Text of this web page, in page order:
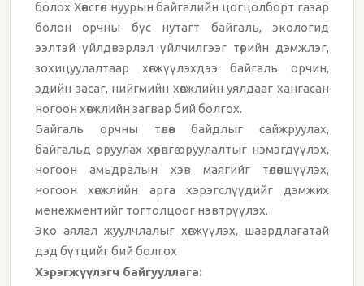
болох Хөвсгөл нуурын байгалийн цогцолборт газар
болон орчны бүс нутагт байгаль, экологид
ээлтэй үйлдвэрлэл үйлчилгээг төрийн дэмжлэг,
зохицуулалтаар хөгжүүлэхдээ байгаль орчин,
эдийн засаг, нийгмийн хөгжлийн уялдааг хангасан
ногоон хөгжлийн загвар бий болгох.
Байгаль орчны төлөв байдлыг сайжруулах,
байгальд оруулах хөрөнгө оруулалтыг нэмэгдүүлэх,
ногоон амьдралын хэв маягийг төлөвшүүлэх,
ногоон хөгжлийн арга хэрэгслүүдийг дэмжих
менежментийг тогтолцоог нэвтрүүлэх.
Эко аялал жуулчлалыг хөгжүүлэх, шаардлагатай
дэд бүтцийг бий болгох
Хэрэгжүүлэгч байгууллага: